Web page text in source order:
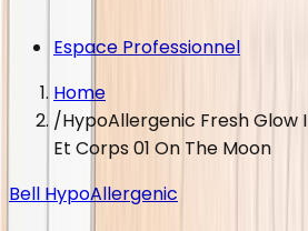
Espace Professionnel
Home
/HypoAllergenic Fresh Glow
Et Corps 01 On The Moon
Bell HypoAllergenic